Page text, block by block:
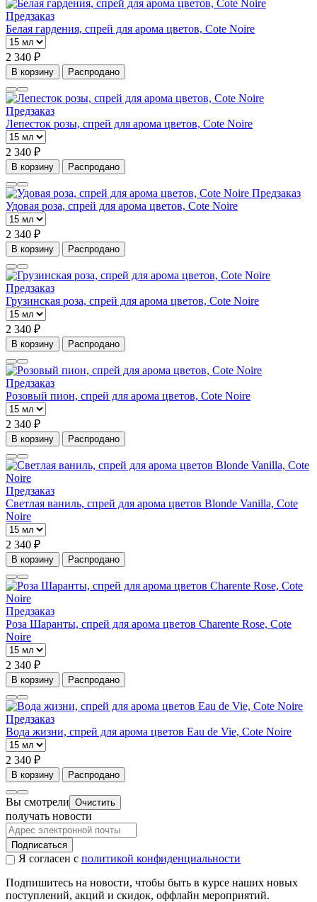
Предзаказ
Белая гардения, спрей для арома цветов, Cote Noire
2 340 ₽
В корзину Распродано
Предзаказ
Лепесток розы, спрей для арома цветов, Cote Noire
2 340 ₽
В корзину Распродано
Предзаказ
Удовая роза, спрей для арома цветов, Cote Noire
2 340 ₽
В корзину Распродано
Предзаказ
Грузинская роза, спрей для арома цветов, Cote Noire
2 340 ₽
В корзину Распродано
Предзаказ
Розовый пион, спрей для арома цветов, Cote Noire
2 340 ₽
В корзину Распродано
Предзаказ
Светлая ваниль, спрей для арома цветов Blonde Vanilla, Cote
Noire
2 340 ₽
В корзину Распродано
Предзаказ
Роза Шаранты, спрей для арома цветов Charente Rose, Cote
Noire
2 340 ₽
В корзину Распродано
Предзаказ
Вода жизни, спрей для арома цветов Eau de Vie, Cote Noire
2 340 ₽
В корзину Распродано
Вы смотрели Очистить
получать новости
Подписаться
Я согласен с политикой конфиденциальности
Подпишитесь на новости, чтобы быть в курсе наших новых
поступлений, акций и скидок, оффлайн мероприятий.